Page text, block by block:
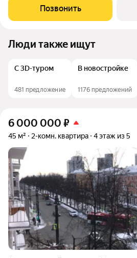
человека или пары, а также выгодной
Главные преимущества
Позвонить
Люди также ищут
С 3D-туром
481 предложение
В новостройке
1176 предложений
6 000 000 ₽
45 м² 2-комн. квартира 4 этаж из 5